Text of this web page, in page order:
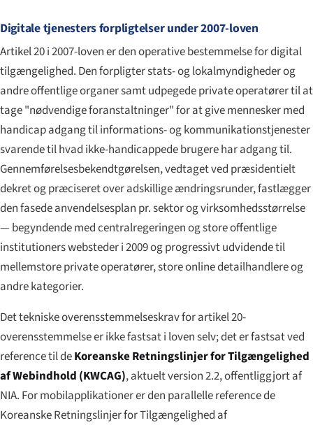
Digitale tjenesters forpligtelser under 2007-loven
Artikel 20 i 2007-loven er den operative bestemmelse for digital
tilgængelighed. Den forpligter stats- og lokalmyndigheder og
andre offentlige organer samt udpegede private operatører til at
tage "nødvendige foranstaltninger" for at give mennesker med
handicap adgang til informations- og kommunikationstjenester
svarende til hvad ikke-handicappede brugere har adgang til.
Gennemførelses­bekendtgørelsen, vedtaget ved præsidentielt
dekret og præciseret over adskillige ændringsrunder, fastlægger
den fasede anvendelsesplan pr. sektor og virksomhedsstørrelse
— begyndende med centralregeringen og store offentlige
institutioners websteder i 2009 og progressivt udvidende til
mellemstore private operatører, store online detailhandlere og
andre kategorier.
Det tekniske overensstemmelses­krav for artikel 20-
overensstemmelse er ikke fastsat i loven selv; det er fastsat ved
reference til deKoreanske Retningslinjer for Tilgængelighed
af Webindhold (KWCAG), aktuelt version 2.2, offentliggjort af
NIA. For mobilapplikationer er den parallelle reference de
Koreanske Retningslinjer for Tilgængelighed af